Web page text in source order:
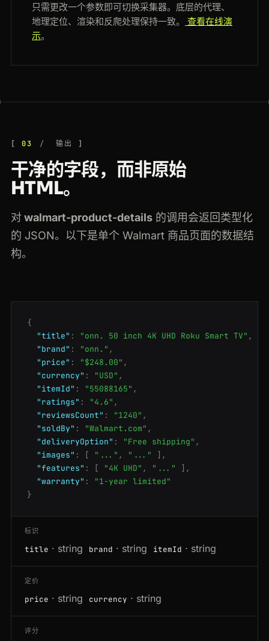
只需更改一个参数即可切换采集器。底层的代理、
地理定位、渲染和反爬处理保持一致。
查看在线演
示。
03 输出
干净的字段，而非原始
HTML。
对walmart-product-details 的调用会返回类型化
的 JSON。以下是单个 Walmart 商品页面的数据结
构。
{
"title" : "onn. 50 inch 4K UHD Roku Smart TV" ,
"brand" : "onn." ,
"price" : "$248.00" ,
"currency" : "USD" ,
"itemId" : "55088165" ,
"ratings" : "4.6" ,
"reviewsCount" : "1240" ,
"soldBy" : "Walmart.com" ,
"deliveryOption" : "Free shipping" ,
"images" : [ "..." , "..."
],
"features" : [ "4K UHD" , "..."
],
"warranty" :
"1-year limited"
}
标识
title · string brand · string itemId · string
定价
price · string currency · string
评分